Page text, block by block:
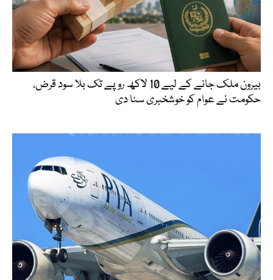
بیرون ملک جانے کے لیے 10 لاکھ روپے تک بلا سود قرض،
حکومت نے عوام کو خوشخبری سنا دی